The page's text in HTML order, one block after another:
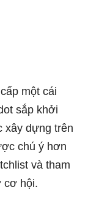
một cái
sắp khởi
xây dựng trên
chú ý hơn
và tham
cơ hội.